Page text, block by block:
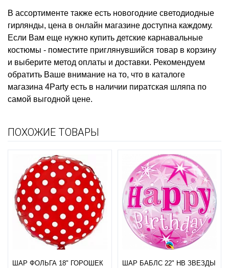
В ассортименте также есть новогодние светодиодные
гирлянды, цена в онлайн магазине доступна каждому.
Если Вам еще нужно купить детские карнавальные
костюмы - поместите приглянувшийся товар в корзину
и выберите метод оплаты и доставки. Рекомендуем
обратить Ваше внимание на то, что в каталоге
магазина 4Party есть в наличии пиратская шляпа по
самой выгодной цене.
ПОХОЖИЕ ТОВАРЫ
ШАР ФОЛЬГА 18" ГОРОШЕК
ШАР БАБЛС 22" HB ЗВЕЗДЫ